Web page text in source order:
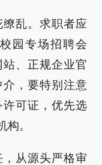
乱。求职者应
园专场招聘会
、正规企业官
，要特别注意
可证，优先选
。
从源头严格审